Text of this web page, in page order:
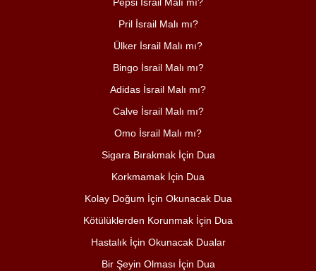
Pril İsrail Malı mı?
Ülker İsrail Malı mı?
Bingo İsrail Malı mı?
Adidas İsrail Malı mı?
Calve İsrail Malı mı?
Omo İsrail Malı mı?
Sigara Bırakmak İçin Dua
Korkmamak İçin Dua
Kolay Doğum İçin Okunacak Dua
Kötülüklerden Korunmak İçin Dua
Hastalık İçin Okunacak Dualar
Bir Şeyin Olması İçin Dua